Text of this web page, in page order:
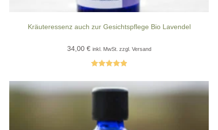
Kräuteressenz auch zur Gesichtspflege Bio Lavendel
34,00 € inkl. MwSt. zzgl. Versand